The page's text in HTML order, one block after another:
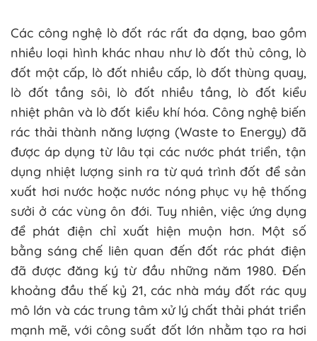
Các công nghệ lò đốt rác rất đa dạng, bao gồm
nhiều loại hình khác nhau như lò đốt thủ công, lò
đốt một cấp, lò đốt nhiều cấp, lò đốt thùng quay,
lò đốt tầng sôi, lò đốt nhiều tầng, lò đốt kiểu
nhiệt phân và lò đốt kiểu khí hóa. Công nghệ biến
rác thải thành năng lượng (Waste to Energy) đã
được áp dụng từ lâu tại các nước phát triển, tận
dụng nhiệt lượng sinh ra từ quá trình đốt để sản
xuất hơi nước hoặc nước nóng phục vụ hệ thống
sưởi ở các vùng ôn đới. Tuy nhiên, việc ứng dụng
để phát điện chỉ xuất hiện muộn hơn. Một số
bằng sáng chế liên quan đến đốt rác phát điện
đã được đăng ký từ đầu những năm 1980. Đến
khoảng đầu thế kỷ 21, các nhà máy đốt rác quy
mô lớn và các trung tâm xử lý chất thải phát triển
mạnh mẽ, với công suất đốt lớn nhằm tạo ra hơi